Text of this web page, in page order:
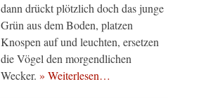
dann drückt plötzlich doch das junge
Grün aus dem Boden, platzen
Knospen auf und leuchten, ersetzen
die Vögel den morgendlichen
Wecker. » Weiterlesen…